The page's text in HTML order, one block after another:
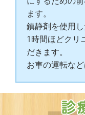
ます。
鎮静剤を使用
1時間ほどクリ
だきます。
お車の運転など